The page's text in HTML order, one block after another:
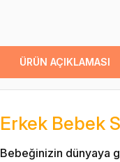
ÜRÜN AÇIKLAMASI
Erkek Bebek
Bebeğinizin dünyaya